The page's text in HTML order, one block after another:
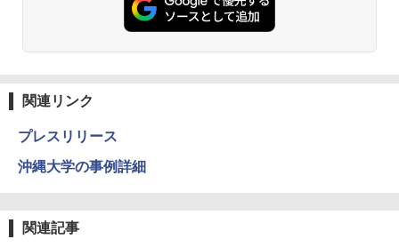
関連リンク
プレスリリース
沖縄大学の事例詳細
関連記事